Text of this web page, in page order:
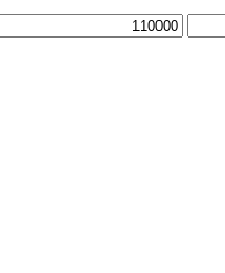
حداکثر